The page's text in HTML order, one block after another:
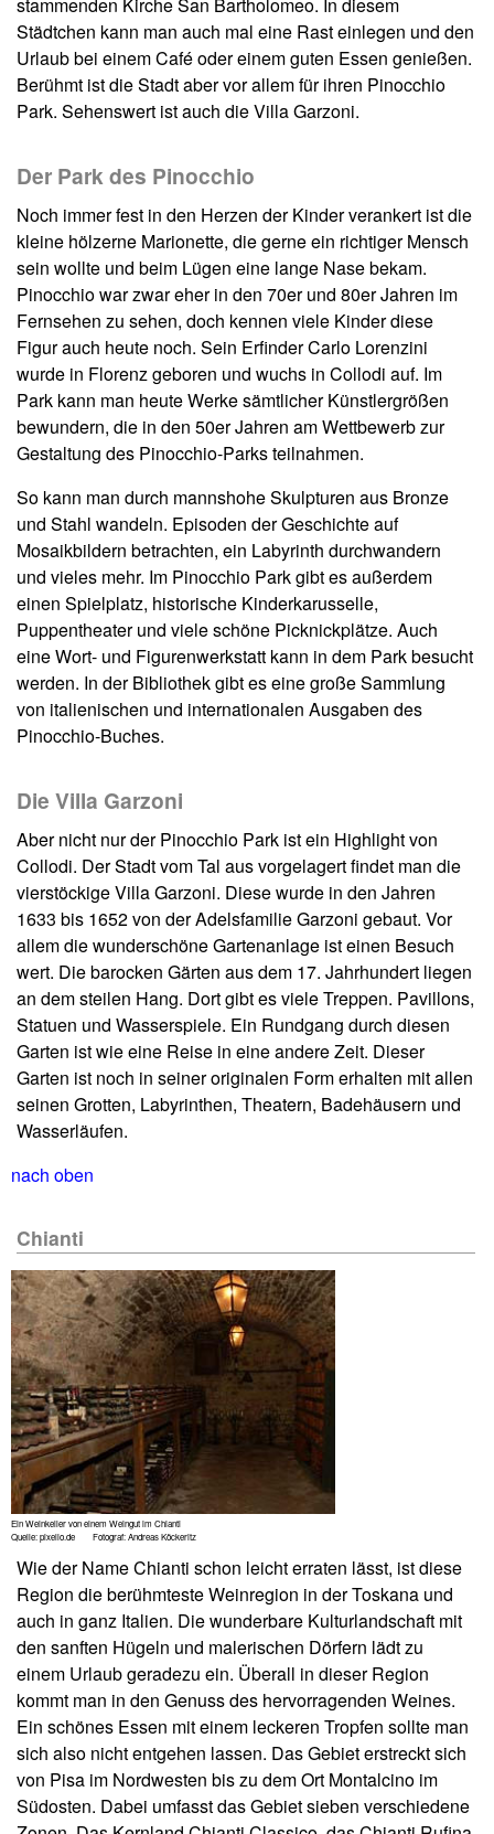
stammenden Kirche San Bartholomeo. In diesem
Städtchen kann man auch mal eine Rast einlegen und den
Urlaub bei einem Café oder einem guten Essen genießen.
Berühmt ist die Stadt aber vor allem für ihren Pinocchio
Park. Sehenswert ist auch die Villa Garzoni.
Der Park des Pinocchio
Noch immer fest in den Herzen der Kinder verankert ist die
kleine hölzerne Marionette, die gerne ein richtiger Mensch
sein wollte und beim Lügen eine lange Nase bekam.
Pinocchio war zwar eher in den 70er und 80er Jahren im
Fernsehen zu sehen, doch kennen viele Kinder diese
Figur auch heute noch. Sein Erfinder Carlo Lorenzini
wurde in Florenz geboren und wuchs in Collodi auf. Im
Park kann man heute Werke sämtlicher Künstlergrößen
bewundern, die in den 50er Jahren am Wettbewerb zur
Gestaltung des Pinocchio-Parks teilnahmen.
So kann man durch mannshohe Skulpturen aus Bronze
und Stahl wandeln. Episoden der Geschichte auf
Mosaikbildern betrachten, ein Labyrinth durchwandern
und vieles mehr. Im Pinocchio Park gibt es außerdem
einen Spielplatz, historische Kinderkarusselle,
Puppentheater und viele schöne Picknickplätze. Auch
eine Wort- und Figurenwerkstatt kann in dem Park besucht
werden. In der Bibliothek gibt es eine große Sammlung
von italienischen und internationalen Ausgaben des
Pinocchio-Buches.
Die Villa Garzoni
Aber nicht nur der Pinocchio Park ist ein Highlight von
Collodi. Der Stadt vom Tal aus vorgelagert findet man die
vierstöckige Villa Garzoni. Diese wurde in den Jahren
1633 bis 1652 von der Adelsfamilie Garzoni gebaut. Vor
allem die wunderschöne Gartenanlage ist einen Besuch
wert. Die barocken Gärten aus dem 17. Jahrhundert liegen
an dem steilen Hang. Dort gibt es viele Treppen. Pavillons,
Statuen und Wasserspiele. Ein Rundgang durch diesen
Garten ist wie eine Reise in eine andere Zeit. Dieser
Garten ist noch in seiner originalen Form erhalten mit allen
seinen Grotten, Labyrinthen, Theatern, Badehäusern und
Wasserläufen.
nach oben
Chianti
Ein Weinkeller von einem Weingut im Chianti
Quelle: pixelio.de Fotograf: Andreas Köckeritz
Wie der Name Chianti schon leicht erraten lässt, ist diese
Region die berühmteste Weinregion in der Toskana und
auch in ganz Italien. Die wunderbare Kulturlandschaft mit
den sanften Hügeln und malerischen Dörfern lädt zu
einem Urlaub geradezu ein. Überall in dieser Region
kommt man in den Genuss des hervorragenden Weines.
Ein schönes Essen mit einem leckeren Tropfen sollte man
sich also nicht entgehen lassen. Das Gebiet erstreckt sich
von Pisa im Nordwesten bis zu dem Ort Montalcino im
Südosten. Dabei umfasst das Gebiet sieben verschiedene